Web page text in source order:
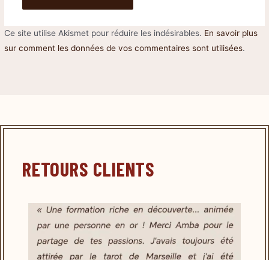
Ce site utilise Akismet pour réduire les indésirables. En savoir plus
sur comment les données de vos commentaires sont utilisées.
RETOURS CLIENTS